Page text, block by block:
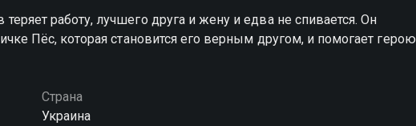
работу, лучшего друга и жену и едва не спивается. Он
Пёс, которая становится его верным другом, и помогает герою
Страна
Украина